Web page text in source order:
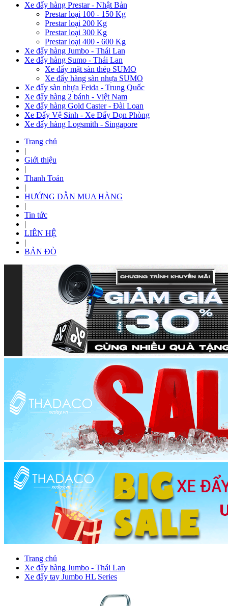
Xe đẩy hàng Prestar - Nhật Bản
Prestar loại 100 - 150 Kg
Prestar loại 200 Kg
Prestar loại 300 Kg
Prestar loại 400 - 600 Kg
Xe đẩy hàng Jumbo - Thái Lan
Xe đẩy hàng Sumo - Thái Lan
Xe đẩy mặt sàn thép SUMO
Xe đẩy hàng sàn nhựa SUMO
Xe đẩy sàn nhựa Feida - Trung Quốc
Xe đẩy hàng 2 bánh - Việt Nam
Xe đẩy hàng Gold Caster - Đài Loan
Xe Đẩy Vệ Sinh - Xe Đẩy Dọn Phòng
Xe đẩy hàng Logsmith - Singapore
Trang chủ
|
Giới thiệu
|
Thanh Toán
|
HƯỚNG DẪN MUA HÀNG
|
Tin tức
|
LIÊN HỆ
|
BẢN ĐÒ
Trang chủ
Xe đẩy hàng Jumbo - Thái Lan
Xe đẩy tay Jumbo HL Series